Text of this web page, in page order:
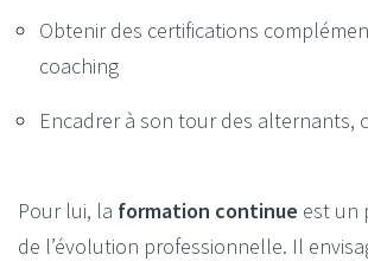
Obtenir des certifications
coaching
Encadrer à son tour des alternants,
Pour lui, la formation continue est un
de l’évolution professionnelle. Il